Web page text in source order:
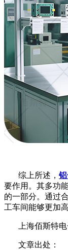
综上所述，
要作用。其多功
的一部分。通过
工车间能够更加
上海佰斯特
文章出处：